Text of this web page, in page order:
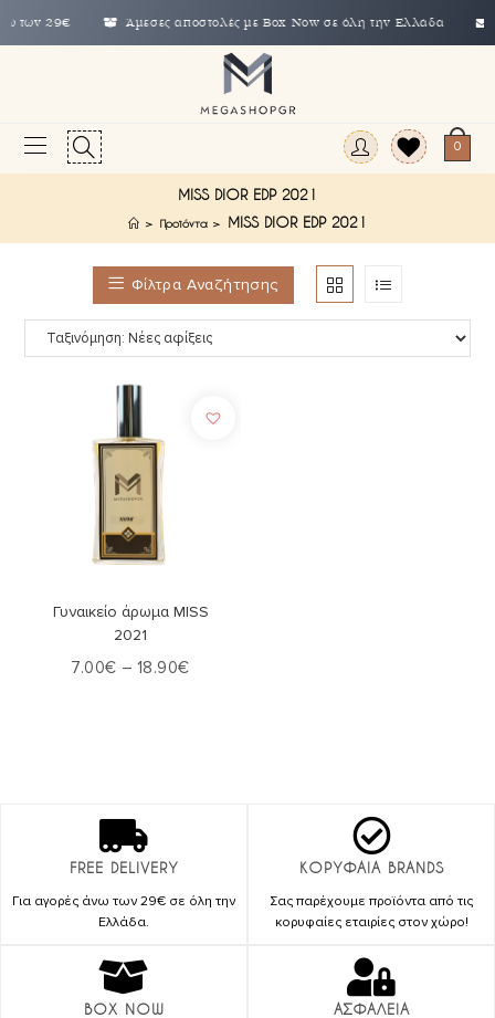
των 29€ Άμεσες αποστολές με Box Now σε όλη την Ελλάδα
0
MISS DIOR EDP 2021
> Προϊόντα > MISS DIOR EDP 2021
Φίλτρα Αναζήτησης
Γυναικείο άρωμα MISS
2021
7.00€ – 18.90€
FREE DELIVERY
Για αγορές άνω των 29€ σε όλη την
Ελλάδα.
ΚΟΡΥΦΑΙΑ BRANDS
Σας παρέχουμε προϊόντα από τις
κορυφαίες εταιρίες στον χώρο!
BOX NOW ΑΣΦΑΛΕΙΑ